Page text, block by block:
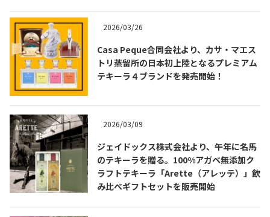
TEQUILA JOURNAL
About
テキーラのつくり方 テキーラマーケット
テキーラの飲み方
メキシコ料理
メキシコの記念日 トピックス
イベント一覧
テキーラ・メスカルが 飲めるバー
＆レストラン
2026/03/26
Casa Peque合同会社より、カサ・マエス
トリ蒸留所の日本初上陸となるプレミアム
テキーラ４ブランドを発売開始！
2026/03/09
ジェイドックス株式会社より、午年に名馬
のテキーラを贈る。100%アガベ無添加ク
ラフトテキーラ「Arette（アレッテ）」飲
み比べギフトセットを販売開始